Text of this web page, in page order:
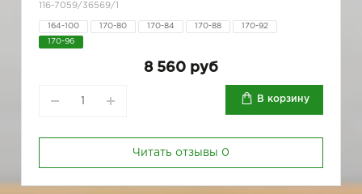
116-7059/36569/1
164-100 170-80 170-84 170-88 170-92
170-96
8 560 руб
В корзину
Читать отзывы 0